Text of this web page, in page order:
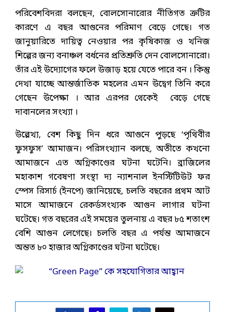
পরিবেশবিদরা বলছেন, বোলসোনারোর নীতিগত ত্রুটির
কারণে এ বছর আগুনের পরিমাণ বেড়ে গেছে। গত
জানুয়ারিতে দায়িত্ব নেওয়ার পর কৃষিকাজ ও খনিজ
শিল্পের জন্য বনাঞ্চল বর্ধনের প্রতিশ্রুতি দেন বোলসোনারো।
তাঁর এই উদ্যোগের ফলে উজাড় হয়ে যেতে পারে বন । কিন্তু
দেখা যাচ্ছে আন্তর্জাতিক মহলের এমন উদ্বেগ তিনি করে
গেছেন উপেক্ষা । আর এরপর থেকেই বেড়ে গেছে
দাবানলের সংখ্যা ।
উল্লেখ্য, বেশ কিছু দিন ধরে আগুনে পুড়ছে ‘পৃথিবীর
ফুসফুস’ আমাজন। পরিসংখ্যান বলছে, অতীতে কখনো
আমাজনে এত অগ্নিকাণ্ডের ঘটনা ঘটেনি। ব্রাজিলের
মহাকাশ গবেষণা সংস্থা দ্য ন্যাশনাল ইনস্টিটিউট ফর
স্পেস রিসার্চ (ইনপে) জানিয়েছে, চলতি বছরের প্রথম আট
মাসে আমাজনে রেকর্ডসংখ্যক আগুন লাগার ঘটনা
ঘটেছে। গত বছরের এই সময়ের তুলনায় এ বছর ৮৫ শতাংশ
বেশি আগুন লেগেছে। চলতি বছর এ পর্যন্ত আমাজনে
অন্তত ৮০ হাজার অগ্নিকাণ্ডের ঘটনা ঘটেছে।